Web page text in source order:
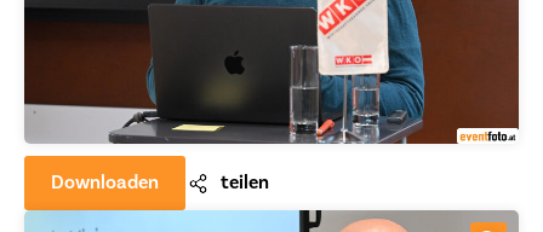
Downloaden teilen